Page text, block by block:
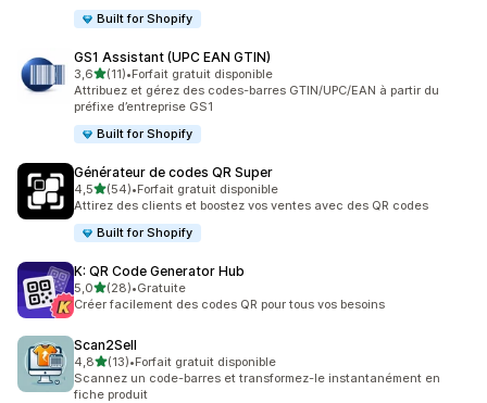
Built for Shopify
GS1 Assistant (UPC EAN GTIN)
3,6étoile(s) sur 5
(11)
11 avis au total
•Forfait gratuit disponible
Attribuez et gérez des codes-barres GTIN/UPC/EAN à partir du
préfixe d’entreprise GS1
Built for Shopify
Générateur de codes QR Super
4,5étoile(s) sur 5
(54)
54 avis au total
•Forfait gratuit disponible
Attirez des clients et boostez vos ventes avec des QR codes
Built for Shopify
K: QR Code Generator Hub
5,0étoile(s) sur 5
(28)
28 avis au total
•Gratuite
Créer facilement des codes QR pour tous vos besoins
Scan2Sell
4,8étoile(s) sur 5
(13)
13 avis au total
•Forfait gratuit disponible
Scannez un code-barres et transformez-le instantanément en
fiche produit